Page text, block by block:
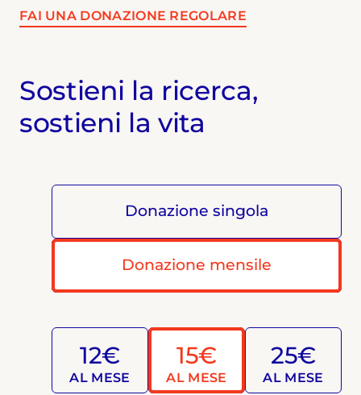
FAI UNA DONAZIONE REGOLARE
Sostieni la ricerca,
sostieni la vita
Donazione singola
Donazione mensile
12€
AL MESE
15€
AL MESE
25€
AL MESE